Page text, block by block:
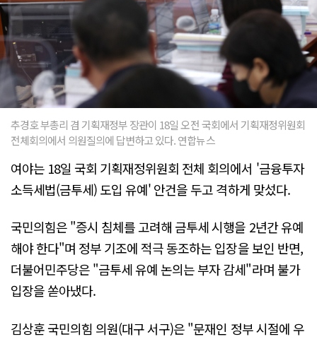
추경호 부총리 겸 기획재정부 장관이 18일 오전 국회에서 기획재정위원회
전체회의에서 의원질의에 답변하고 있다. 연합뉴스
여야는 18일 국회 기획재정위원회 전체 회의에서 '금융투자
소득세법(금투세) 도입 유예' 안건을 두고 격하게 맞섰다.
국민의힘은 "증시 침체를 고려해 금투세 시행을 2년간 유예
해야 한다"며 정부 기조에 적극 동조하는 입장을 보인 반면,
더불어민주당은 "금투세 유예 논의는 부자 감세"라며 불가
입장을 쏟아냈다.
김상훈 국민의힘 의원(대구 서구)은 "문재인 정부 시절에 우